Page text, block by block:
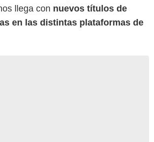
llega con nuevos títulos de
en las distintas plataformas de